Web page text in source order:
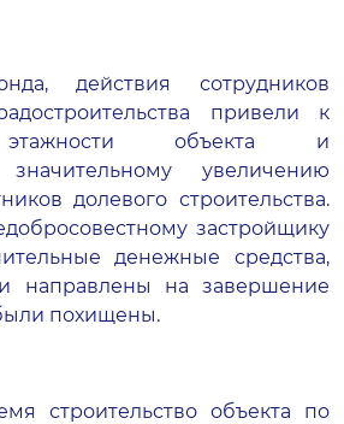
действия сотрудников
привели к
объекта и
значительному увеличению
долевого строительства.
застройщику
денежные средства,
направлены на завершение
похищены.
строительство объекта по